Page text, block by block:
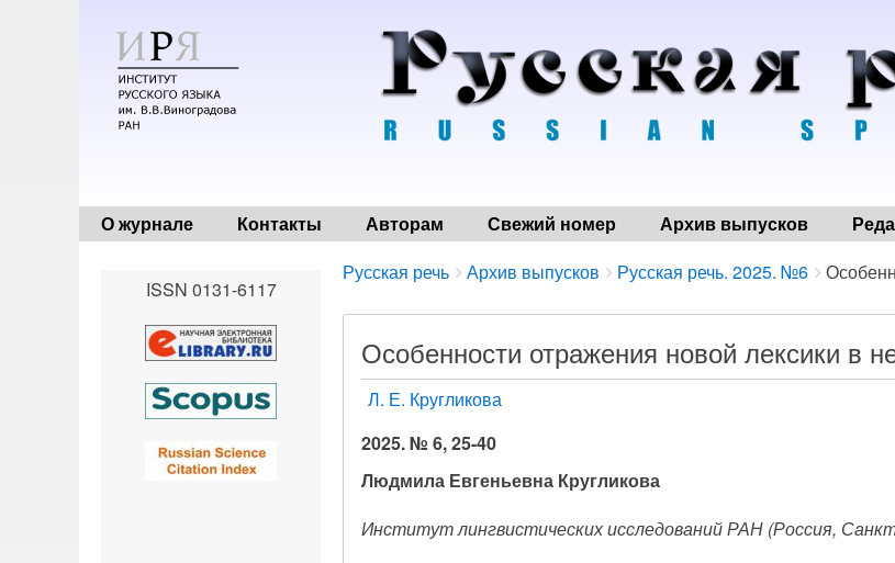
О журнале Контакты Авторам Свежий номер Архив выпусков
Breadcrumbs
You
here:
Русская речь Архив выпусков Русская речь. 2025. №6
Особенности отражения новой лексики в
Л. Е. Кругликова
2025. № 6, 25-40
Людмила Евгеньевна Кругликова
Институт лингвистических исследований РАН (Россия,
ISSN 0131-6117